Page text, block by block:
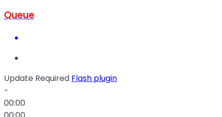
Queue
Update Required Flash plugin
-
00:00